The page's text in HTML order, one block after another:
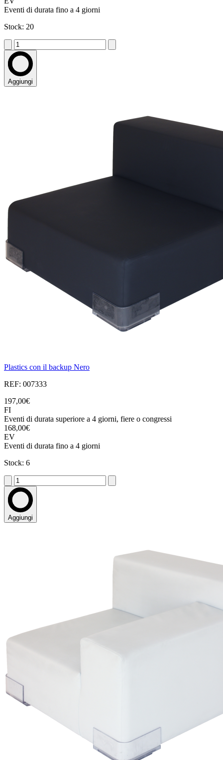
Eventi di durata fino a 4 giorni
Stock: 20
Aggiungi
Plastics con il backup Nero
REF: 007333
197,00€
FI
Eventi di durata superiore a 4 giorni, fiere o congressi
168,00€
EV
Eventi di durata fino a 4 giorni
Stock: 6
Aggiungi